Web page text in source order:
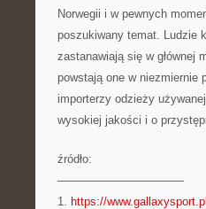
Norwegii i w pewnych
poszukiwany temat. Ludzie
zastanawiają się w głównej
powstają one w niezmiernie
importerzy odzieży
wysokiej jakości i o
źródło:
———————————
1. https://www.gallaxysport.pl